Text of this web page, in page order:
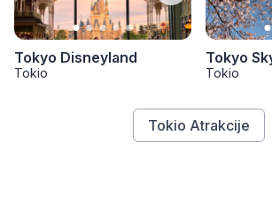
Tokyo Disneyland
Tokio
Tokyo
Tokio
Tokio Atrakcije